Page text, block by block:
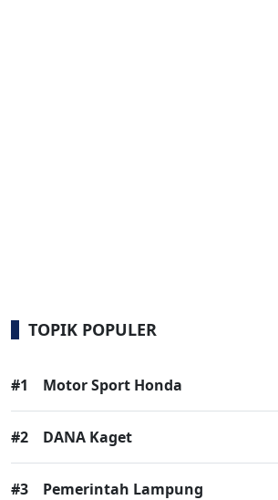
TOPIK POPULER
#1 Motor Sport Honda
#2 DANA Kaget
#3 Pemerintah Lampung